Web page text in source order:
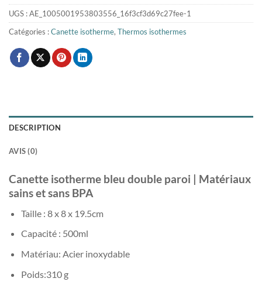
UGS :AE_1005001953803556_16f3cf3d69c27fee-1
Catégories :Canette isotherme, Thermos isothermes
DESCRIPTION
AVIS (0)
Canette isotherme bleu double paroi | Matériaux
sains et sans BPA
Taille : 8 x 8 x 19.5cm
Capacité : 500ml
Matériau: Acier inoxydable
Poids:‎310 g